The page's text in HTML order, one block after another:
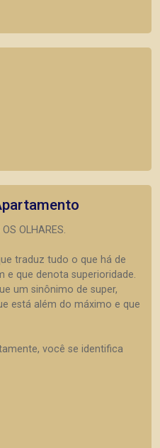
OLHARES.
traduz tudo o que há de
e que denota superioridade.
um sinônimo de super,
está além do máximo e que
você se identifica